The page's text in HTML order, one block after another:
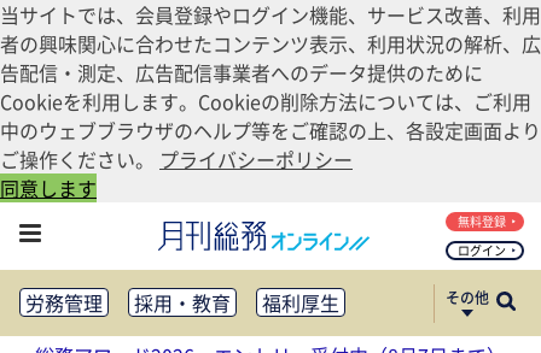
当サイトでは、会員登録やログイン機能、サービス改善、利用
者の興味関心に合わせたコンテンツ表示、利用状況の解析、広
告配信・測定、広告配信事業者へのデータ提供のために
Cookieを利用します。Cookieの削除方法については、ご利用
中のウェブブラウザのヘルプ等をご確認の上、各設定画面より
ご操作ください。 プライバシーポリシー
同意します
ログイン
無料登録
労務管理 採用・教育
福利厚生
健康経営
働き方改革
その他